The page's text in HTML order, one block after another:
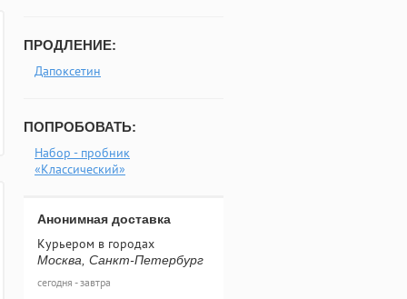
ПРОДЛЕНИЕ:
Дапоксетин
ПОПРОБОВАТЬ:
Набор - пробник
«Классический»
Анонимная доставка
Курьером в городах
Москва, Санкт-Петербург
сегодня - завтра